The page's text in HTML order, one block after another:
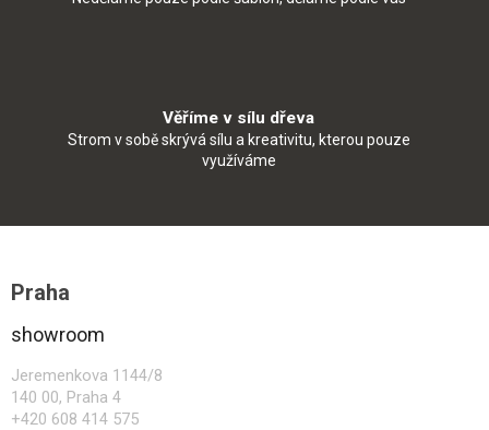
Věříme v sílu dřeva
Strom v sobě skrývá sílu a kreativitu, kterou pouze
využíváme
Praha
showroom
Jeremenkova 1144/8
140 00, Praha 4
+420 608 414 575